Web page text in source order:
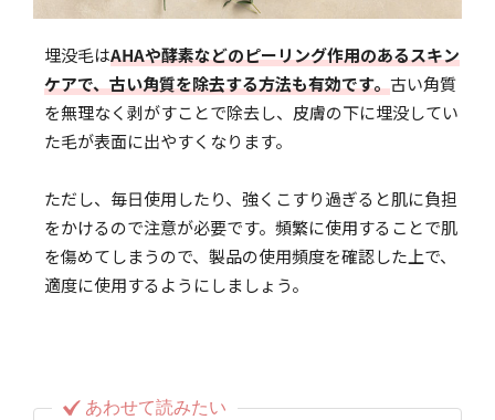
埋没毛はAHAや酵素などのピーリング作用のあるスキン
ケアで、古い角質を除去する方法も有効です。古い角質
を無理なく剥がすことで除去し、皮膚の下に埋没してい
た毛が表面に出やすくなります。
ただし、毎日使用したり、強くこすり過ぎると肌に負担
をかけるので注意が必要です。頻繁に使用することで肌
を傷めてしまうので、製品の使用頻度を確認した上で、
適度に使用するようにしましょう。
あわせて読みたい